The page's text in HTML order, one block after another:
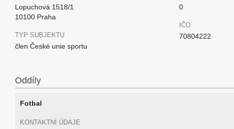
Lopuchová 1518/1
10100 Praha
TYP SUBJEKTU
člen České unie sportu
0
IČO
70804222
Oddíly
Fotbal
KONTAKTNÍ ÚDAJE